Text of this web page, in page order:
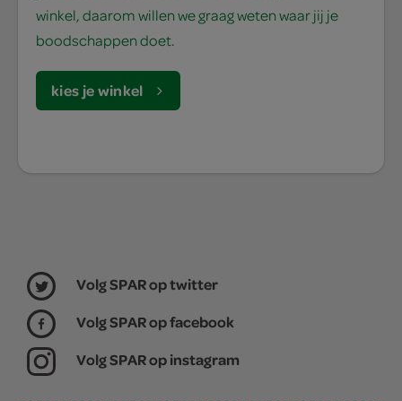
winkel, daarom willen we graag weten waar jij je
boodschappen doet.
kies je winkel
Volg SPAR op twitter
Volg SPAR op facebook
Volg SPAR op instagram